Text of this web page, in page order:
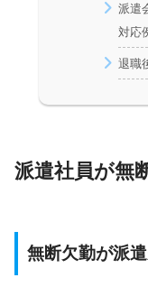
派遣
対応
退職
派遣社員が無
無断欠勤が派